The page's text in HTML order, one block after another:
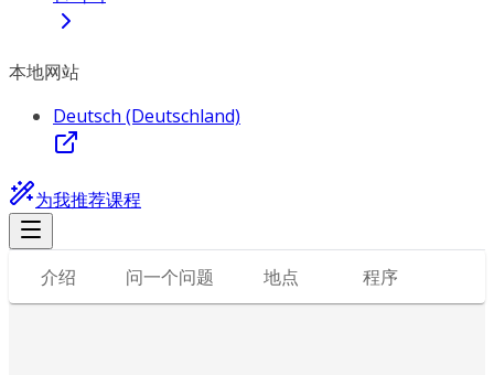
本地网站
Deutsch (Deutschland)
为我推荐课程
介绍 问一个问题 地点 程序